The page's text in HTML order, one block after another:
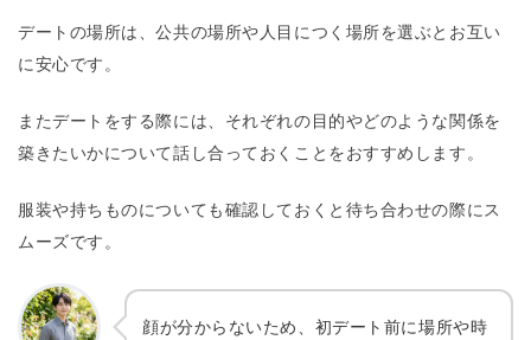
デートの場所は、公共の場所や人目につく場所を選ぶとお互い
に安心です。
またデートをする際には、それぞれの目的やどのような関係を
築きたいかについて話し合っておくことをおすすめします。
服装や持ちものについても確認しておくと待ち合わせの際にス
ムーズです。
顔が分からないため、初デート前に場所や時